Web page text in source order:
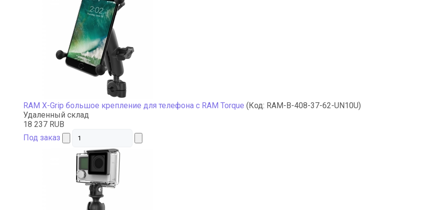
RAM X-Grip большое крепление для телефона с RAM Torque (Код: RAM-B-408-37-62-UN10U)
Удаленный склад
18 237 RUB
Под заказ